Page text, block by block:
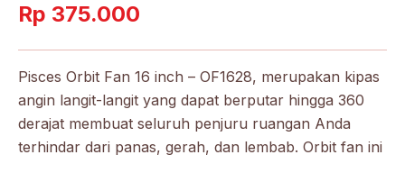
Rp 375.000
Pisces Orbit Fan 16 inch – OF1628, merupakan kipas
angin langit-langit yang dapat berputar hingga 360
derajat membuat seluruh penjuru ruangan Anda
terhindar dari panas, gerah, dan lembab. Orbit fan ini